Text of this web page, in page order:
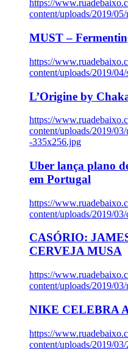
https://
content/uploads/2019/
MUST –
https://
content/uploads/2019/
L’Origine by
https://
content/uploads/2019/
-335x256.jpg
Uber lança plano
em Portugal
https://
content/uploads/2019/
CASÓRIO:
CERVEJA MUSA
https://
content/uploads/2019/
NIKE CELEBRA
https://
content/uploads/2019/